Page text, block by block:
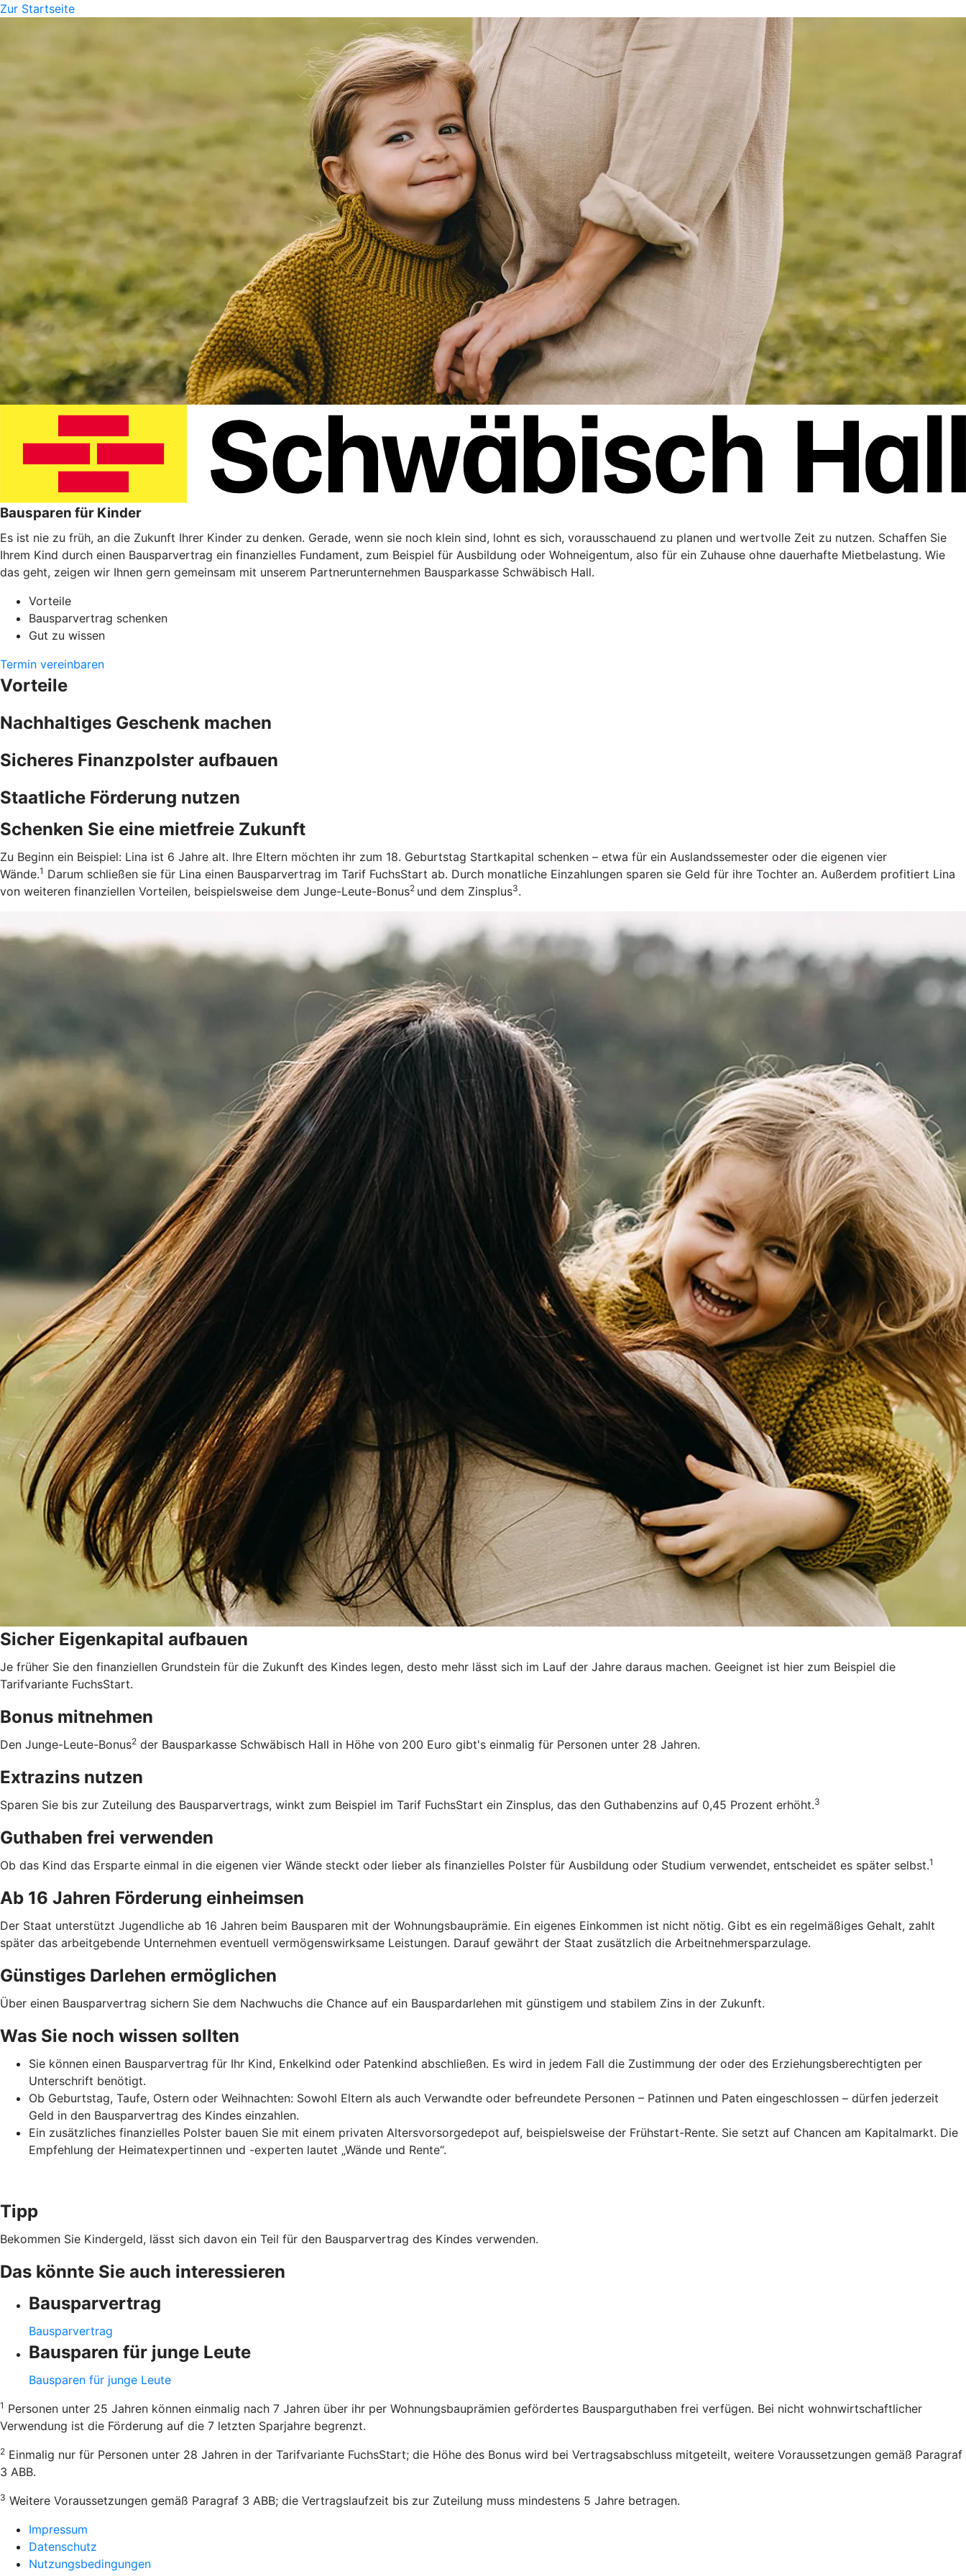
Zur Startseite
Bausparen für Kinder
Es ist nie zu früh, an die Zukunft Ihrer Kinder zu denken. Gerade, wenn sie noch klein sind, lohnt es sich, vorausschauend zu planen und wertvolle Zeit zu nutzen. Schaffen Sie
Ihrem Kind durch einen Bausparvertrag ein finanzielles Fundament, zum Beispiel für Ausbildung oder Wohneigentum, also für ein Zuhause ohne dauerhafte Mietbelastung. Wie
das geht, zeigen wir Ihnen gern gemeinsam mit unserem Partnerunternehmen Bausparkasse Schwäbisch Hall.
Vorteile
Bausparvertrag schenken
Gut zu wissen
Termin vereinbaren
Vorteile
Nachhaltiges Geschenk machen
Sicheres Finanzpolster aufbauen
Staatliche Förderung nutzen
Schenken Sie eine mietfreie Zukunft
Zu Beginn ein Beispiel: Lina ist 6 Jahre alt. Ihre Eltern möchten ihr zum 18. Geburtstag Startkapital schenken – etwa für ein Auslandssemester oder die eigenen vier
Wände.1 Darum schließen sie für Lina einen Bausparvertrag im Tarif FuchsStart ab. Durch monatliche Einzahlungen sparen sie Geld für ihre Tochter an. Außerdem profitiert Lina
von weiteren finanziellen Vorteilen, beispielsweise dem Junge-Leute-Bonus2 und dem Zinsplus3.
Sicher Eigenkapital aufbauen
Je früher Sie den finanziellen Grundstein für die Zukunft des Kindes legen, desto mehr lässt sich im Lauf der Jahre daraus machen. Geeignet ist hier zum Beispiel die
Tarifvariante FuchsStart.
Bonus mitnehmen
Den Junge-Leute-Bonus2 der Bausparkasse Schwäbisch Hall in Höhe von 200 Euro gibt's einmalig für Personen unter 28 Jahren.
Extrazins nutzen
Sparen Sie bis zur Zuteilung des Bausparvertrags, winkt zum Beispiel im Tarif FuchsStart ein Zinsplus, das den Guthabenzins auf 0,45 Prozent erhöht.3
Guthaben frei verwenden
Ob das Kind das Ersparte einmal in die eigenen vier Wände steckt oder lieber als finanzielles Polster für Ausbildung oder Studium verwendet, entscheidet es später selbst.1
Ab 16 Jahren Förderung einheimsen
Der Staat unterstützt Jugendliche ab 16 Jahren beim Bausparen mit der Wohnungsbauprämie. Ein eigenes Einkommen ist nicht nötig. Gibt es ein regelmäßiges Gehalt, zahlt
später das arbeitgebende Unternehmen eventuell vermögenswirksame Leistungen. Darauf gewährt der Staat zusätzlich die Arbeitnehmer­spar­zulage.
Günstiges Darlehen ermöglichen
Über einen Bausparvertrag sichern Sie dem Nachwuchs die Chance auf ein Bauspardarlehen mit günstigem und stabilem Zins in der Zukunft.
Was Sie noch wissen sollten
Sie können einen Bausparvertrag für Ihr Kind, Enkelkind oder Patenkind abschließen. Es wird in jedem Fall die Zustimmung der oder des Erziehungsberechtigten per
Unterschrift benötigt.
Ob Geburtstag, Taufe, Ostern oder Weihnachten: Sowohl Eltern als auch Verwandte oder befreundete Personen – Patinnen und Paten eingeschlossen – dürfen jederzeit
Geld in den Bausparvertrag des Kindes einzahlen.
Ein zusätzliches finanzielles Polster bauen Sie mit einem privaten Altersvorsorgedepot auf, beispielsweise der Frühstart-Rente. Sie setzt auf Chancen am Kapitalmarkt. Die
Empfehlung der Heimatexpertinnen und -experten lautet „Wände und Rente“.
Tipp
Bekommen Sie Kindergeld, lässt sich davon ein Teil für den Bausparvertrag des Kindes verwenden.
Das könnte Sie auch interessieren
Bausparvertrag
Bausparvertrag
Bausparen für junge Leute
Bausparen für junge Leute
1 Personen unter 25 Jahren können einmalig nach 7 Jahren über ihr per Wohnungsbauprämien gefördertes Bausparguthaben frei verfügen. Bei nicht wohnwirtschaftlicher
Verwendung ist die Förderung auf die 7 letzten Sparjahre begrenzt.
2 Einmalig nur für Personen unter 28 Jahren in der Tarifvariante FuchsStart; die Höhe des Bonus wird bei Vertragsabschluss mitgeteilt, weitere Voraussetzungen gemäß Paragraf
3 ABB.
3 Weitere Voraussetzungen gemäß Paragraf 3 ABB; die Vertragslaufzeit bis zur Zuteilung muss mindestens 5 Jahre betragen.
Impressum
Datenschutz
Nutzungsbedingungen